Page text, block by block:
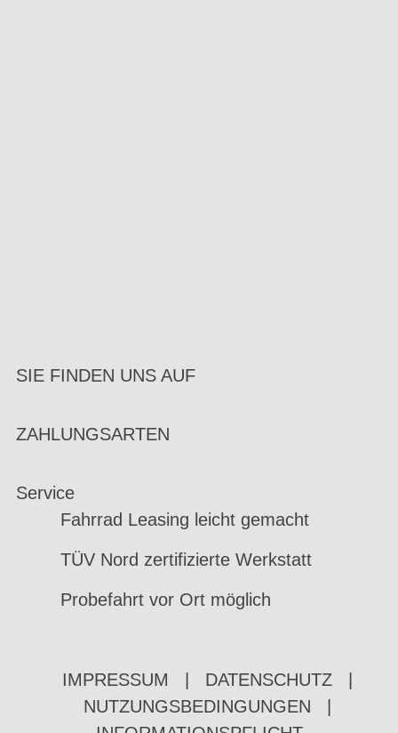
SIE FINDEN UNS AUF
ZAHLUNGSARTEN
Service
Fahrrad Leasing leicht gemacht
TÜV Nord zertifizierte Werkstatt
Probefahrt vor Ort möglich
IMPRESSUM DATENSCHUTZ
NUTZUNGSBEDINGUNGEN